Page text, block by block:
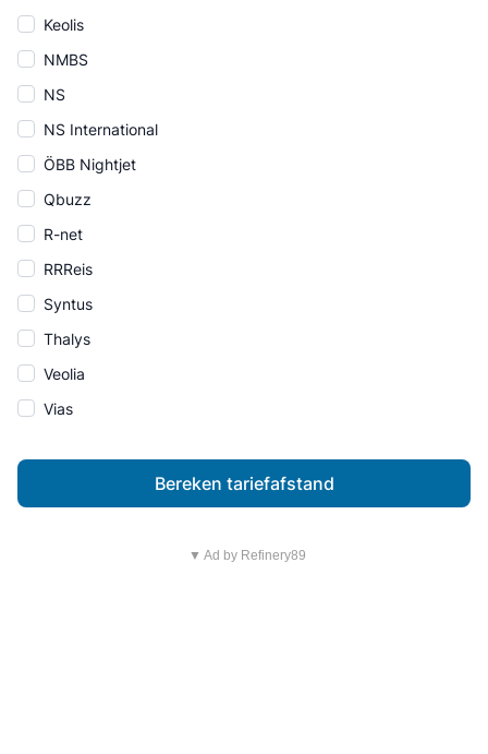
Keolis
NMBS
NS
NS International
ÖBB Nightjet
Qbuzz
R-net
RRReis
Syntus
Thalys
Veolia
Vias
Bereken tariefafstand
▼ Ad by Refinery89